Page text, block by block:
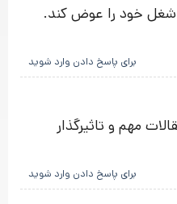
شغل خود را عوض کند.
برای پاسخ دادن وارد شوید
مهم و تاثیرگذار
برای پاسخ دادن وارد شوید